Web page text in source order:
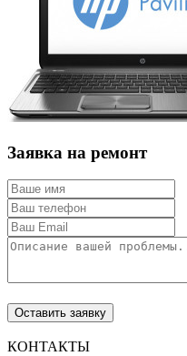
Заявка на ремонт
КОНТАКТЫ